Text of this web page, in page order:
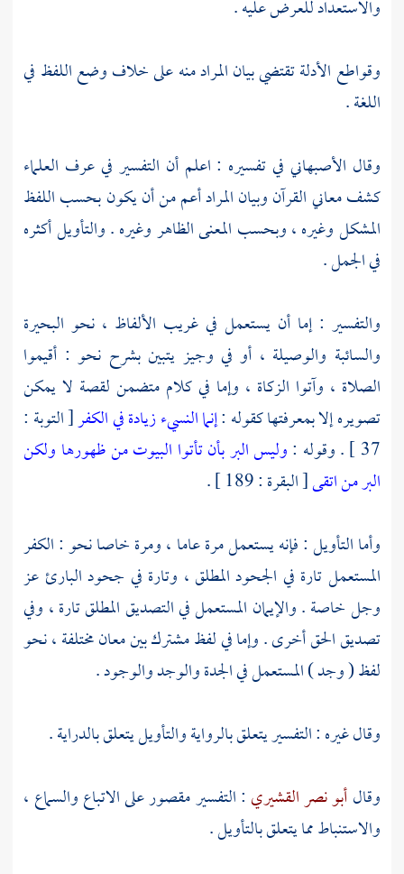
والاستعداد للعرض عليه .
وقواطع الأدلة تقتضي بيان المراد منه على خلاف وضع اللفظ في
اللغة .
وقال الأصبهاني في تفسيره : اعلم أن التفسير في عرف العلماء
كشف معاني القرآن وبيان المراد أعم من أن يكون بحسب اللفظ
المشكل وغيره ، وبحسب المعنى الظاهر وغيره . والتأويل أكثره
في الجمل .
والتفسير : إما أن يستعمل في غريب الألفاظ ، نحو البحيرة
والسائبة والوصيلة ، أو في وجيز يتبين بشرح نحو : أقيموا
الصلاة ، وآتوا الزكاة ، وإما في كلام متضمن لقصة لا يمكن
تصويره إلا بمعرفتها كقوله :إنما النسيء زيادة في الكفر[ التوبة :
37 ] . وقوله :
وليس البر بأن تأتوا البيوت من ظهورها ولكن
البر من اتقى[ البقرة : 189 ] .
وأما التأويل : فإنه يستعمل مرة عاما ، ومرة خاصا نحو : الكفر
المستعمل تارة في الجحود المطلق ، وتارة في جحود البارئ عز
وجل خاصة . والإيمان المستعمل في التصديق المطلق تارة ، وفي
تصديق الحق أخرى . وإما في لفظ مشترك بين معان مختلفة ، نحو
لفظ ( وجد ) المستعمل في الجدة والوجد والوجود .
وقال غيره : التفسير يتعلق بالرواية والتأويل يتعلق بالدراية .
وقالأبو نصر القشيري : التفسير مقصور على الاتباع والسماع ،
والاستنباط مما يتعلق بالتأويل .